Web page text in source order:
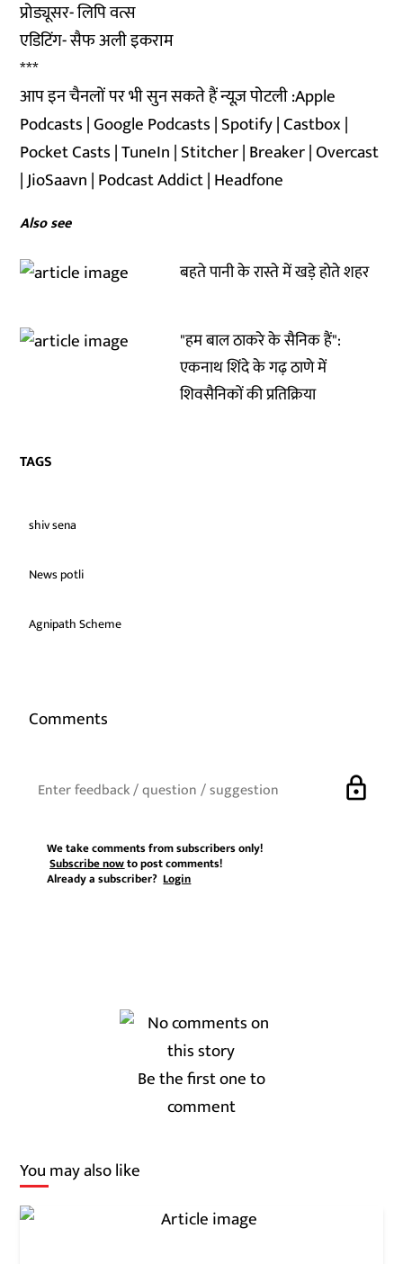
प्रोड्यूसर- लिपि वत्स
एडिटिंग- सैफ अली इकराम
***
आप इन चैनलों पर भी सुन सकते हैं न्यूज़ पोटली :Apple
Podcasts|Google Podcasts|Spotify|Castbox|
Pocket Casts|TuneIn|Stitcher|Breaker|Overcast
|JioSaavn|Podcast Addict|Headfone
Also see
बहते पानी के रास्ते में खड़े होते शहर
"हम बाल ठाकरे के सैनिक हैं":
एकनाथ शिंदे के गढ़ ठाणे में
शिवसैनिकों की प्रतिक्रिया
TAGS
shiv sena
News potli
Agnipath Scheme
Comments
lock
We take comments from subscribers only!
Subscribe nowto post comments!
Already a subscriber?Login
Be the first one to
comment
You may also like